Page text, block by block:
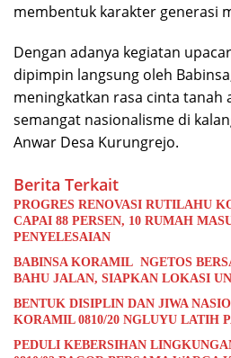
membentuk karakter generasi
Dengan adanya kegiatan
dipimpin langsung oleh
meningkatkan rasa cinta tanah
semangat nasionalisme di
Anwar Desa Kurungrejo.
Berita Terkait
PROGRES RENOVASI RUTILAHU
CAPAI 88 PERSEN, 10 RUMAH
PENYELESAIAN
BABINSA KORAMIL NGETOS
BAHU JALAN, SIAPKAN LOKASI
BENTUK DISIPLIN DAN JIWA
KORAMIL 0810/20 NGLUYU LATIH
PEDULI KEBERSIHAN